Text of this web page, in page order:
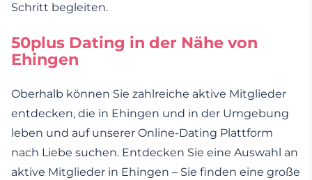
Schritt begleiten.
50plus Dating in der Nähe von
Ehingen
Oberhalb können Sie zahlreiche aktive Mitglieder
entdecken, die in Ehingen und in der Umgebung
leben und auf unserer Online-Dating Plattform
nach Liebe suchen. Entdecken Sie eine Auswahl an
aktive Mitglieder in Ehingen – Sie finden eine große